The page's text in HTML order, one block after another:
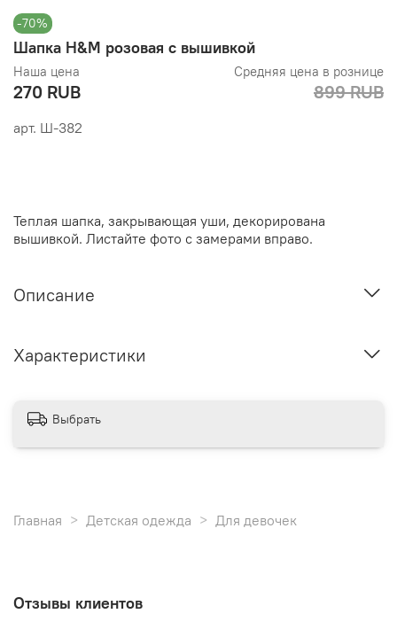
-70%
арт. Ш-382
Шапка H&M розовая с вышивкой
Наша цена
270 RUB
Средняя цена в рознице
899 RUB
Теплая шапка, закрывающая уши, декорирована
вышивкой. Листайте фото с замерами вправо.
Описание
Характеристики
Выбрать
Главная Детская одежда Для девочек
Отзывы клиентов